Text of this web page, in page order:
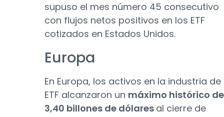
supuso el mes número 45 consecutivo
con flujos netos positivos en los ETF
cotizados en Estados Unidos.
Europa
En Europa, los activos en la industria de
ETF alcanzaron un máximo histórico de
3,40 billones de dólares al cierre de